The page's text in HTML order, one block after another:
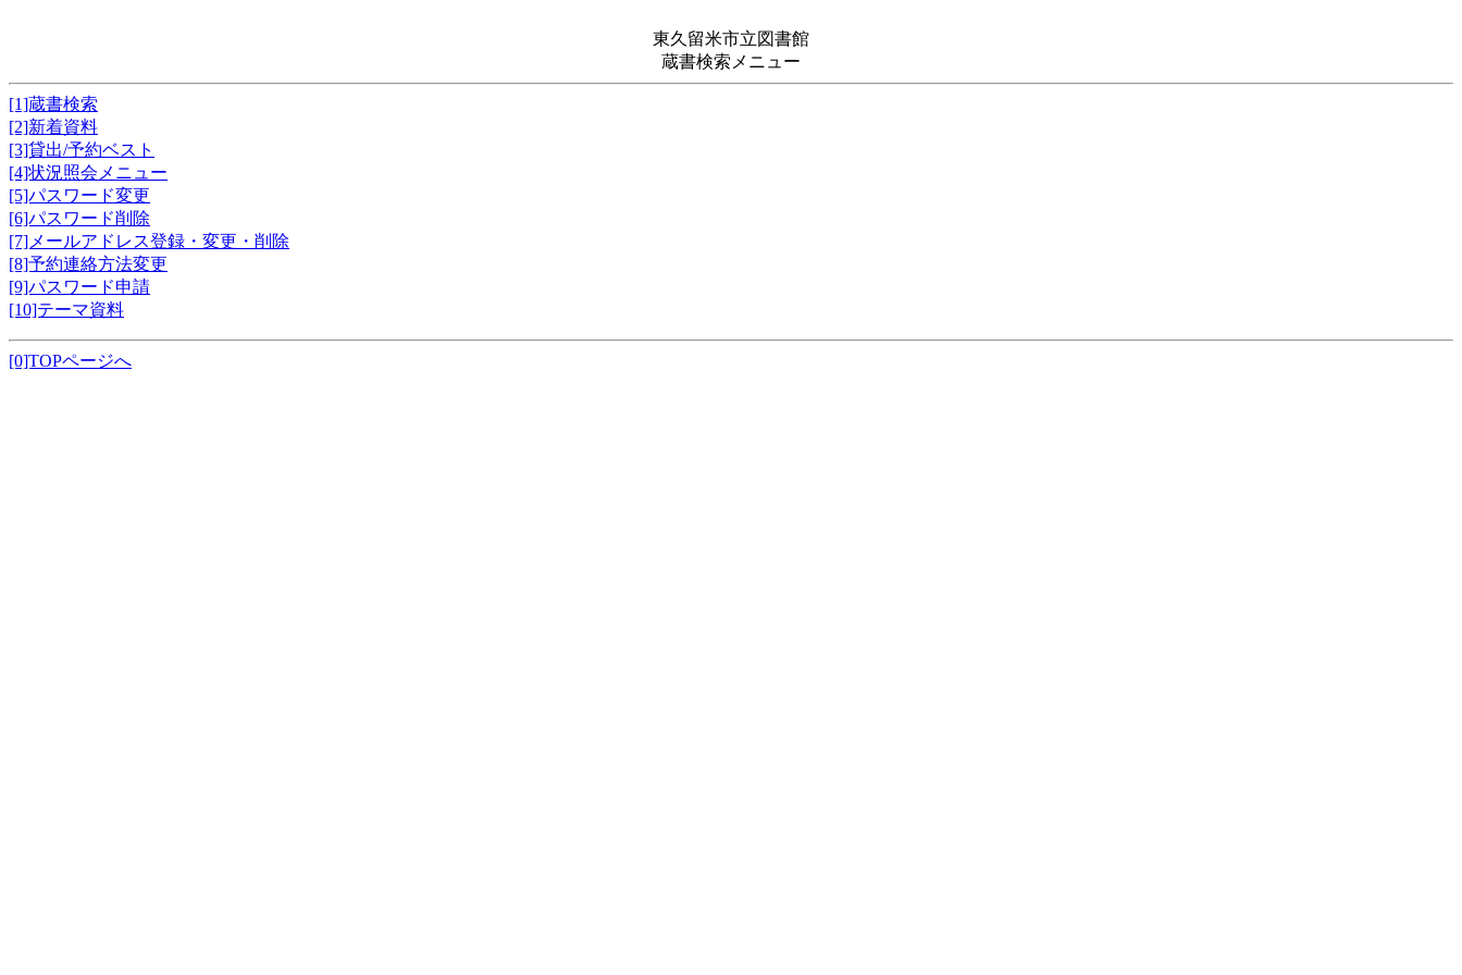
東久留米市立図書館
蔵書検索メニュー
[1]蔵書検索
[2]新着資料
[3]貸出/予約ベスト
[4]状況照会メニュー
[5]パスワード変更
[6]パスワード削除
[7]メールアドレス登録・変更・削除
[8]予約連絡方法変更
[9]パスワード申請
[10]テーマ資料
[0]TOPページへ